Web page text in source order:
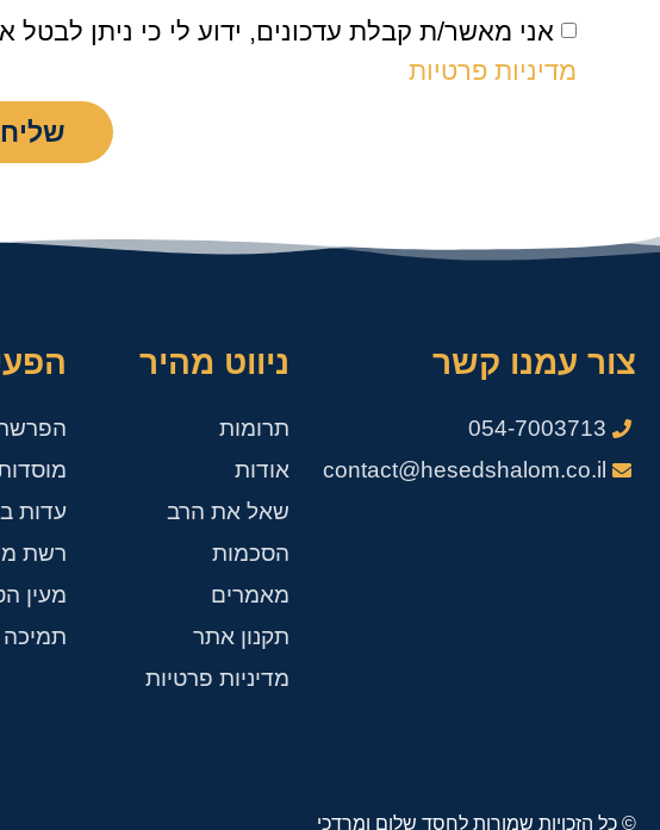
אני מאשר/ת קבלת עדכונים, ידוע לי כי ניתן
מדיניות פרטיות
צור עמנו קשר
054-7003713
contact@hesedshalom.co.il
ניווט מהיר
תרומות
אודות
שאל את הרב
הסכמות
מאמרים
תקנון אתר
מדיניות פרטיות
עדות
רשת
מעין
תמיכה
© כל הזכויות שמורות לחסד שלום ומרדכי